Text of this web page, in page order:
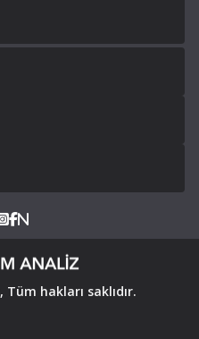
, Tüm hakları saklıdır.